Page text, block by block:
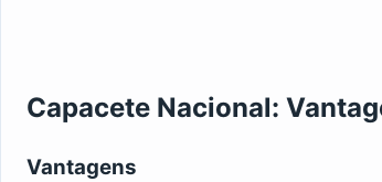
Capacete Nacional:
Vantagens